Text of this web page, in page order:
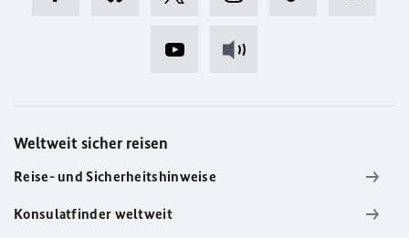
Weltweit sicher reisen
Reise- und Sicherheitshinweise
Konsulatfinder weltweit